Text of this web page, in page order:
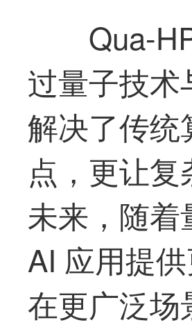
Qua-
过量子技
解决了传
点，更让
未来，随
AI 应用提
在更广泛